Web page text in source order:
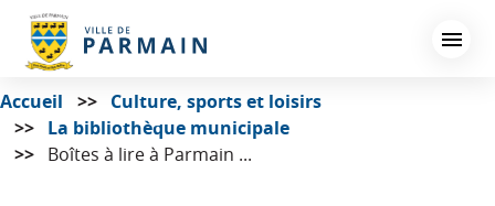
principal
Accueil
Culture, sports et loisirs
La bibliothèque municipale
Boîtes à lire à Parmain ...